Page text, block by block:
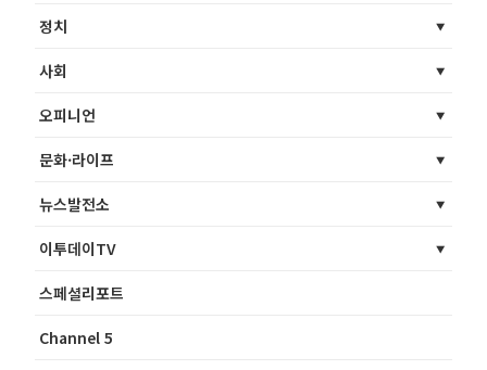
정치
사회
오피니언
문화·라이프
뉴스발전소
이투데이TV
스페셜리포트
Channel 5